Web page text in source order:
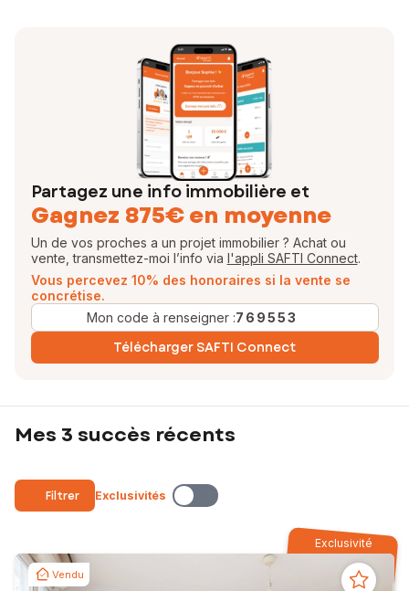
Partagez une info immobilière et
Gagnez 875€ en moyenne
Un de vos proches a un projet immobilier ? Achat ou
vente, transmettez-moi l’info via l'appli SAFTI Connect.
Vous percevez 10% des honoraires si la vente se
concrétise.
Mon code à renseigner :769553
Télécharger SAFTI Connect
Mes 3 succès récents
Filtrer Exclusivités
Exclusivité
Vendu